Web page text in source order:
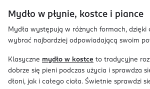
Mydło w płynie, kostce i piance
Mydła występują w różnych formach, dzięki
wybrać najbardziej odpowiadającą swoim
Klasyczne mydło w kostce to tradycyjne
dobrze się pieni podczas użycia i sprawdza
dłoni, jak i całego ciała. Świetnie sprawdzi